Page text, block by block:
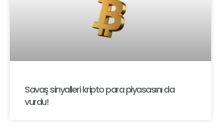
Savaş sinyalleri kripto para piyasasını da
vurdu!